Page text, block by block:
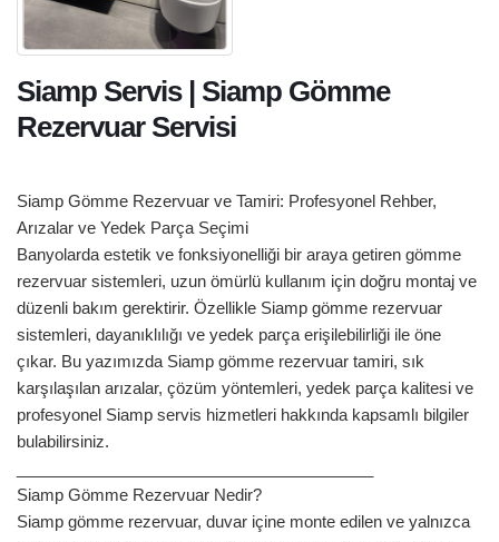
Siamp Servis | Siamp Gömme
Rezervuar Servisi
Siamp Gömme Rezervuar ve Tamiri: Profesyonel Rehber,
Arızalar ve Yedek Parça Seçimi
Banyolarda estetik ve fonksiyonelliği bir araya getiren gömme
rezervuar sistemleri, uzun ömürlü kullanım için doğru montaj ve
düzenli bakım gerektirir. Özellikle Siamp gömme rezervuar
sistemleri, dayanıklılığı ve yedek parça erişilebilirliği ile öne
çıkar. Bu yazımızda Siamp gömme rezervuar tamiri, sık
karşılaşılan arızalar, çözüm yöntemleri, yedek parça kalitesi ve
profesyonel Siamp servis hizmetleri hakkında kapsamlı bilgiler
bulabilirsiniz.
Siamp Gömme Rezervuar Nedir?
Siamp gömme rezervuar, duvar içine monte edilen ve yalnızca